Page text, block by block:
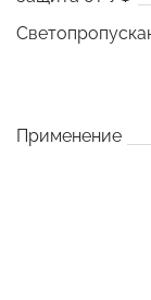
Применение